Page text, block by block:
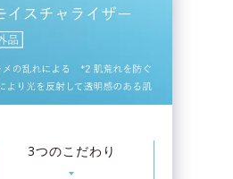
3つのこだわり
▼